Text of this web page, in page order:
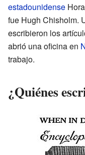
estadounidense
fue Hugh Chisholm.
escribieron los
abrió una oficina en
trabajo.
¿Quiénes